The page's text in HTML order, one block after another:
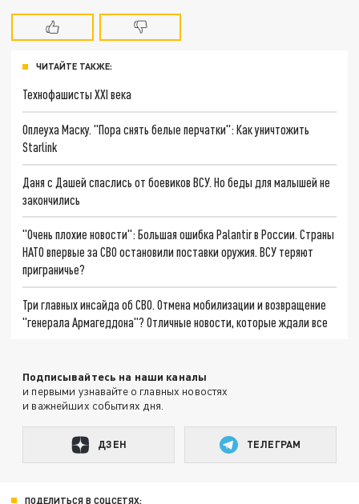
ЧИТАЙТЕ ТАКЖЕ:
Технофашисты XXI века
Оплеуха Маску. "Пора снять белые перчатки": Как уничтожить
Starlink
Даня с Дашей спаслись от боевиков ВСУ. Но беды для малышей не
закончились
"Очень плохие новости": Большая ошибка Palantir в России. Страны
НАТО впервые за СВО остановили поставки оружия. ВСУ теряют
приграничье?
Три главных инсайда об СВО. Отмена мобилизации и возвращение
"генерала Армагеддона"? Отличные новости, которые ждали все
Подписывайтесь на наши каналы
и первыми узнавайте о главных новостях
и важнейших событиях дня.
ДЗЕН ТЕЛЕГРАМ
ПОДЕЛИТЬСЯ В СОЦСЕТЯХ: